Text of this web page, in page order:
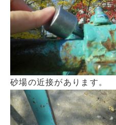
砂場の近接があります。